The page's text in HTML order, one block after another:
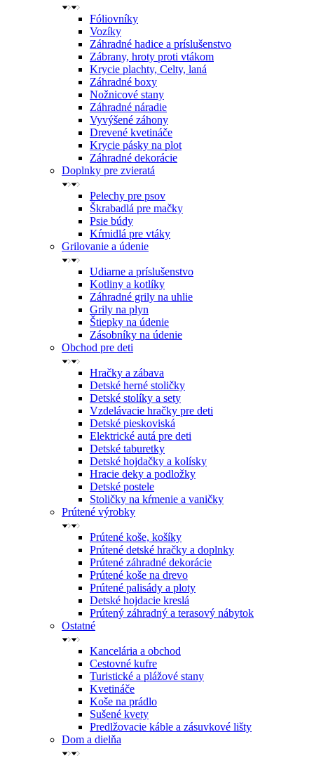
Fóliovníky
Vozíky
Záhradné hadice a príslušenstvo
Zábrany, hroty proti vtákom
Krycie plachty, Celty, laná
Záhradné boxy
Nožnicové stany
Záhradné náradie
Vyvýšené záhony
Drevené kvetináče
Krycie pásky na plot
Záhradné dekorácie
Doplnky pre zvieratá
Pelechy pre psov
Škrabadlá pre mačky
Psie búdy
Kŕmidlá pre vtáky
Grilovanie a údenie
Udiarne a príslušenstvo
Kotliny a kotlíky
Záhradné grily na uhlie
Grily na plyn
Štiepky na údenie
Zásobníky na údenie
Obchod pre deti
Hračky a zábava
Detské herné stoličky
Detské stolíky a sety
Vzdelávacie hračky pre deti
Detské pieskoviská
Elektrické autá pre deti
Detské taburetky
Detské hojdačky a kolísky
Hracie deky a podložky
Detské postele
Stoličky na kŕmenie a vaničky
Prútené výrobky
Prútené koše, košíky
Prútené detské hračky a doplnky
Prútené záhradné dekorácie
Prútené koše na drevo
Prútené palisády a ploty
Detské hojdacie kreslá
Prútený záhradný a terasový nábytok
Ostatné
Kancelária a obchod
Cestovné kufre
Turistické a plážové stany
Kvetináče
Koše na prádlo
Sušené kvety
Predlžovacie káble a zásuvkové lišty
Dom a dielňa